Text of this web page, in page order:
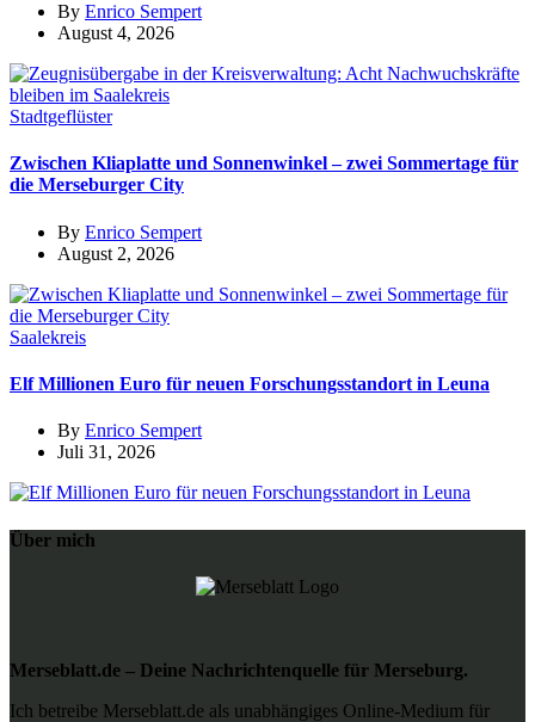
By Enrico Sempert
August 4, 2026
Stadtgeflüster
Zwischen Kliaplatte und Sonnenwinkel – zwei Sommertage für
die Merseburger City
By Enrico Sempert
August 2, 2026
Saalekreis
Elf Millionen Euro für neuen Forschungsstandort in Leuna
By Enrico Sempert
Juli 31, 2026
Über mich
Merseblatt.de – Deine Nachrichtenquelle für Merseburg.
Ich betreibe Merseblatt.de als unabhängiges Online-Medium für